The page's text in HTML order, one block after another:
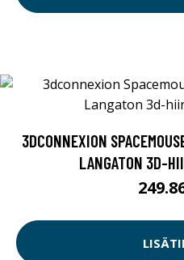
3DCONNEXION
LANGATON 3D-